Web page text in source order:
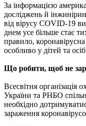
За інформацією
досліджень й
від вірусу COVID-19
днем ​​усе більше стає
правило,
особливо у дітей та
Що робити, щоб не
Всесвітня
України та РНБО
необхідно
зараження